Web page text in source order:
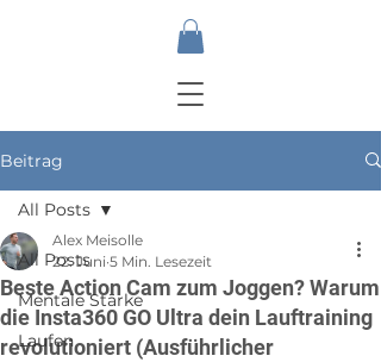
Beitrag
All Posts
Mentale Stärke
Laufen
All Posts
Beste Action Cam zum Joggen? Warum
die Insta360 GO Ultra dein Lauftraining
revolutioniert (Ausführlicher
Alex Meisolle
22. Juni 5 Min. Lesezeit